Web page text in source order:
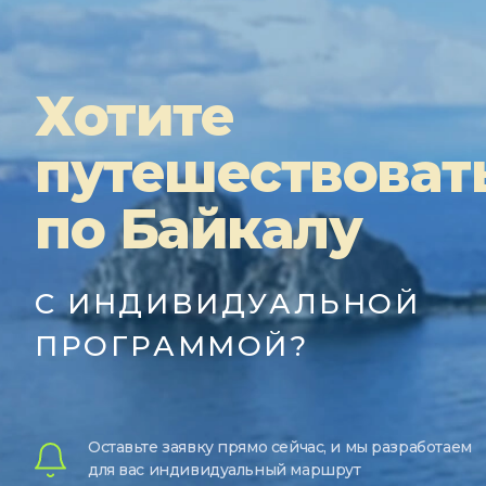
Хотите
по Байкалу
С ИНДИВИДУАЛЬНОЙ
ПРОГРАММОЙ?
Оставьте заявку прямо сейчас, и мы разработаем
для вас индивидуальный маршрут